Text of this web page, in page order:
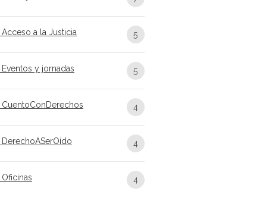
Acceso a la Justicia 5
Eventos y jornadas 5
CuentoConDerechos 4
DerechoASerOído 4
Oficinas 4